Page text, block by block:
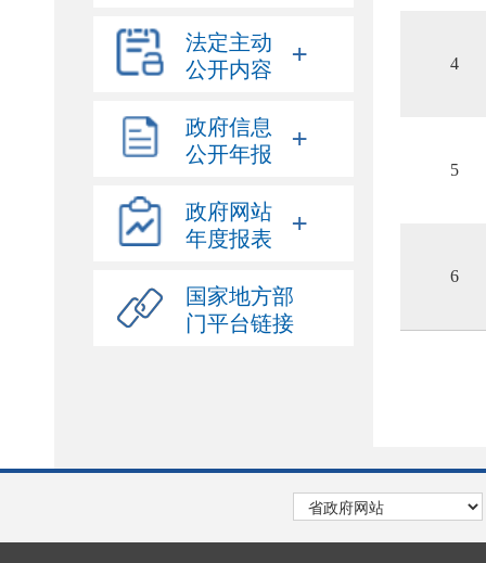
法定主动
公开内容
+
政府信息
公开年报
+
政府网站
年度报表
+
国家地方部
门平台链接
4
5
6